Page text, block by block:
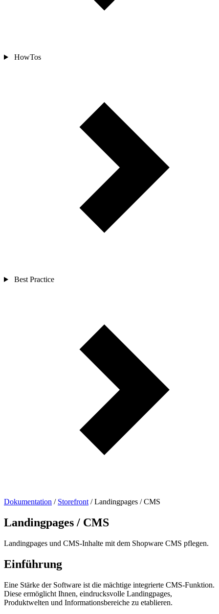
HowTos
Best Practice
Dokumentation / Storefront / Landingpages / CMS
Landingpages / CMS
Landingpages und CMS-Inhalte mit dem Shopware CMS pflegen.
Einführung
Eine Stärke der Software ist die mächtige integrierte CMS-Funktion.
Diese ermöglicht Ihnen, eindrucksvolle Landingpages,
Produktwelten und Informationsbereiche zu etablieren.